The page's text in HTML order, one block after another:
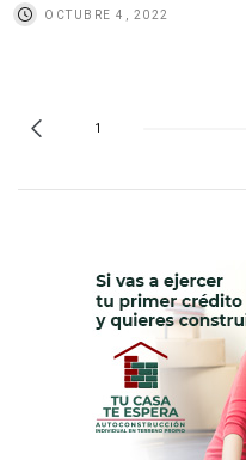
OCTUBRE 4, 2022
1